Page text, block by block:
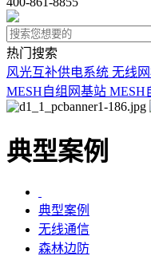
热门搜索
风光互补供电系统 无线
MESH自组网基站 MESH
典型案例
典型案例
无线通信
森林边防